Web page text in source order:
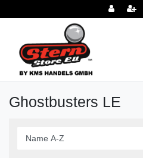
Ghostbusters LE